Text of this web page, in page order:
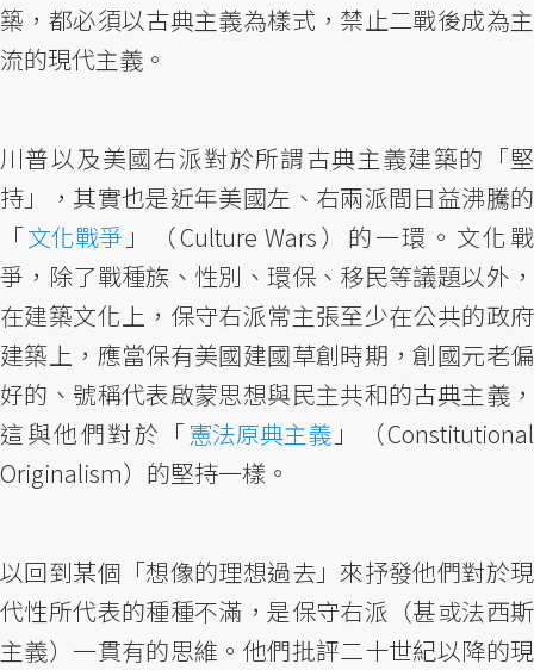
築，都必須以古典主義為樣式，禁止二戰後成為主
流的現代主義。
川普以及美國右派對於所謂古典主義建築的「堅
持」，其實也是近年美國左、右兩派間日益沸騰的
「文化戰爭 」（Culture Wars）的一環。文化戰
爭，除了戰種族、性別、環保、移民等議題以外，
在建築文化上，保守右派常主張至少在公共的政府
建築上，應當保有美國建國草創時期，創國元老偏
好的、號稱代表啟蒙思想與民主共和的古典主義，
這與他們對於「憲法原典主義」（Constitutional
Originalism）的堅持一樣。
以回到某個「想像的理想過去」來抒發他們對於現
代性所代表的種種不滿，是保守右派（甚或法西斯
主義）一貫有的思維。他們批評二十世紀以降的現